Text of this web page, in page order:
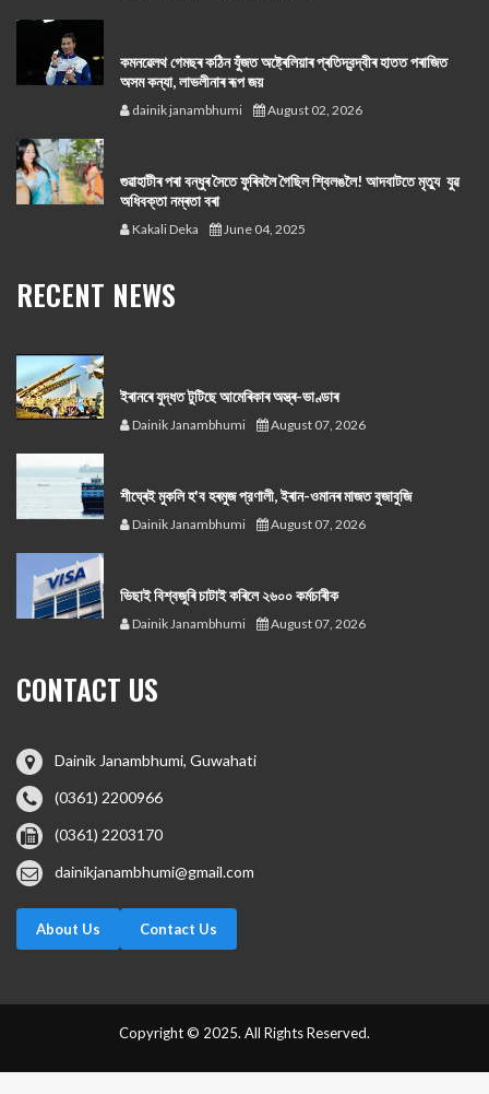
কমনৱেলথ গেমছৰ কঠিন যুঁজত অষ্ট্ৰেলিয়াৰ প্ৰতিদ্বন্দ্বীৰ হাতত পৰাজিত
অসম কন্যা, লাভলীনাৰ ৰূপ জয়
dainik janambhumi August 02, 2026
গুৱাহাটীৰ পৰা বন্ধুৰ সৈতে ফুৰিবলৈ গৈছিল শ্বিলঙলৈ! আদবাটতে মৃত্যু যুৱ
অধিবক্তা নম্ৰতা বৰা
Kakali Deka June 04, 2025
RECENT NEWS
ইৰানৰে যুদ্ধত টুটিছে আমেৰিকাৰ অস্ত্ৰ-ভাণ্ডাৰ
Dainik Janambhumi August 07, 2026
শীঘ্ৰেই মুকলি হ'ব হৰমুজ প্রণালী, ইৰান-ওমানৰ মাজত বুজাবুজি
Dainik Janambhumi August 07, 2026
ভিছাই বিশ্বজুৰি চাটাই কৰিলে ২৬০০ কৰ্মচাৰীক
Dainik Janambhumi August 07, 2026
CONTACT US
Dainik Janambhumi, Guwahati
(0361) 2200966
(0361) 2203170
dainikjanambhumi@gmail.com
About Us Contact Us
Copyright © 2025. All Rights Reserved.